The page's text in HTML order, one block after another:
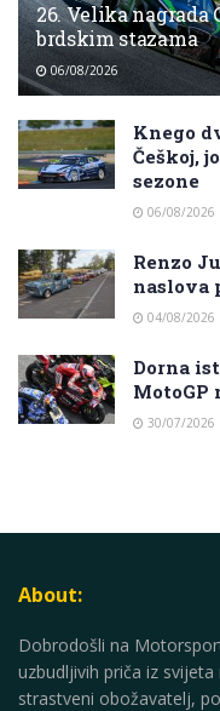
26. Velika nagrada
brdskim stazama
06/08/2026
Knego
Češkoj,
sezone
06/08/2026
Renzo
naslova
04/08/2026
Dorna
MotoGP
30/07/2026
About:
Dobrodošli na
uzbudljivih priča iz
strastveni obožavatelj,